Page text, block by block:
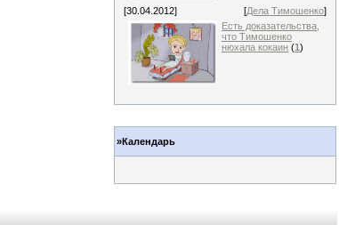
[30.04.2012] [Дела Тимошенко]
Есть доказательства,
что Тимошенко
нюхала кокаин (1)
»Календарь